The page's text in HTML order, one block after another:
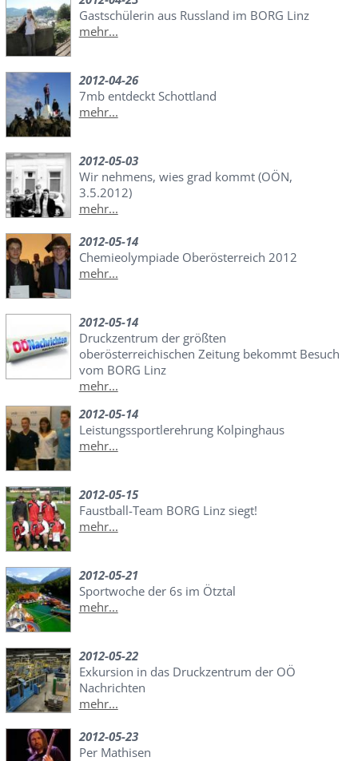
Gastschülerin aus Russland im BORG Linz
mehr...
2012-04-26
7mb entdeckt Schottland
mehr...
2012-05-03
Wir nehmens, wies grad kommt (OÖN,
3.5.2012)
mehr...
2012-05-14
Chemieolympiade Oberösterreich 2012
mehr...
2012-05-14
Druckzentrum der größten
oberösterreichischen Zeitung bekommt Besuch
vom BORG Linz
mehr...
2012-05-14
Leistungssportlerehrung Kolpinghaus
mehr...
2012-05-15
Faustball-Team BORG Linz siegt!
mehr...
2012-05-21
Sportwoche der 6s im Ötztal
mehr...
2012-05-22
Exkursion in das Druckzentrum der OÖ
Nachrichten
mehr...
2012-05-23
Per Mathisen